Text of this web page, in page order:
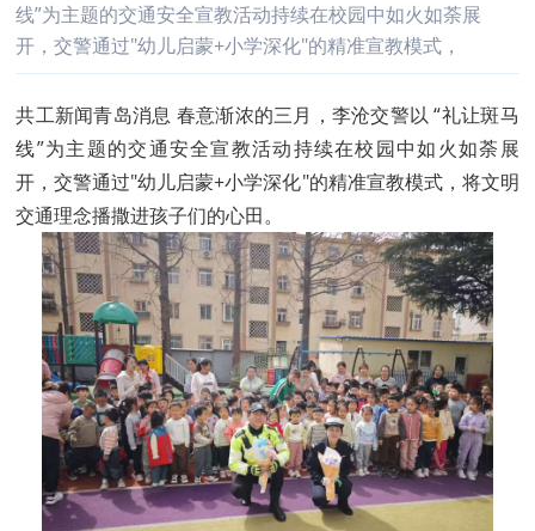
线”为主题的交通安全宣教活动持续在校园中如火如荼展
开，交警通过"幼儿启蒙+小学深化"的精准宣教模式，
共工新闻青岛消息 春意渐浓的三月，李沧交警以 “礼让斑马
线”为主题的交通安全宣教活动持续在校园中如火如荼展
开，交警通过"幼儿启蒙+小学深化"的精准宣教模式，将文明
交通理念播撒进孩子们的心田。